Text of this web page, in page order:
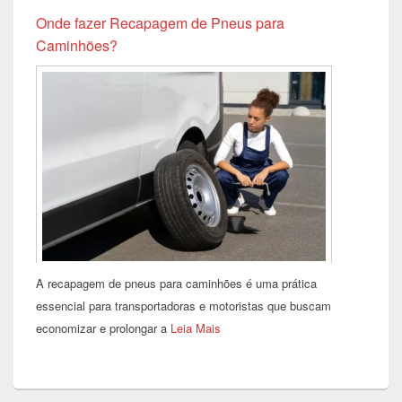
Onde fazer Recapagem de Pneus para
Caminhões?
A recapagem de pneus para caminhões é uma prática
essencial para transportadoras e motoristas que buscam
economizar e prolongar a Leia Mais